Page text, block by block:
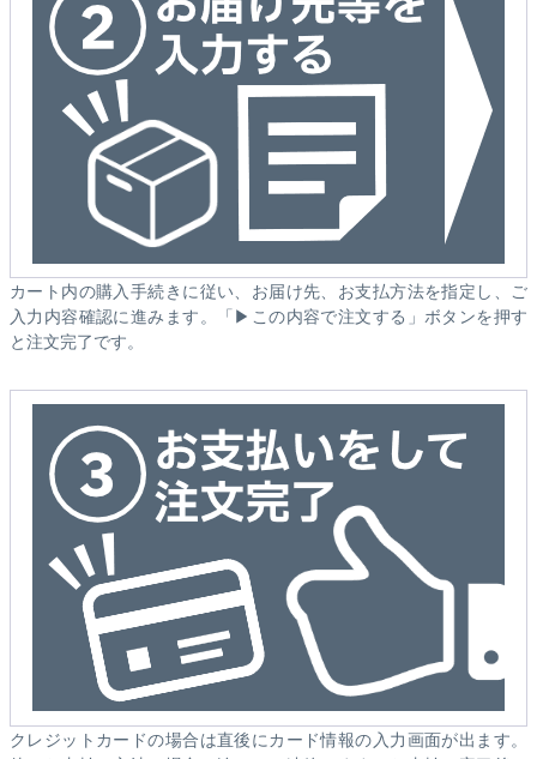
カート内の購入手続きに従い、お届け先、お支払方法を指定し、ご
入力内容確認に進みます。「▶この内容で注文する」ボタンを押す
と注文完了です。
クレジットカードの場合は直後にカード情報の入力画面が出ます。